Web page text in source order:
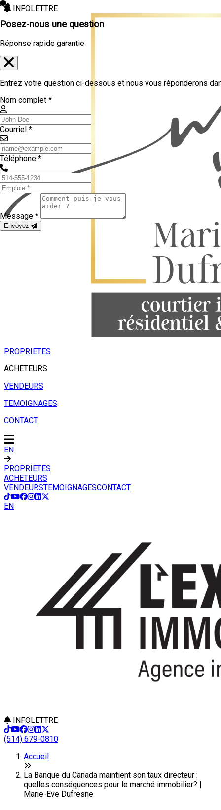
INFOLETTRE
PROPRIETES
ACHETEURS
VENDEURS
TEMOIGNAGES
CONTACT
EN
PROPRIETES
ACHETEURS
VENDEURSTEMOIGNAGESCONTACT
EN
INFOLETTRE
(514) 679-0810
Accueil
La Banque du Canada maintient son taux directeur :
quelles conséquences pour le marché immobilier? |
Marie-Eve Dufresne
Posez-nous une question
Réponse rapide garantie
Entrez votre question ci-dessous et nous vous réponderons
Nom complet *
Courriel *
Téléphone *
Message *
Envoyez